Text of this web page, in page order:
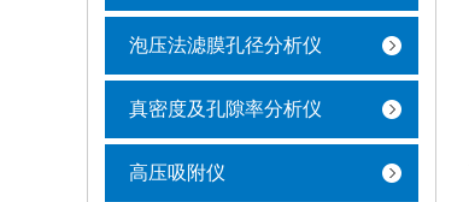
泡压法滤膜孔径分析仪
真密度及孔隙率分析仪
高压吸附仪